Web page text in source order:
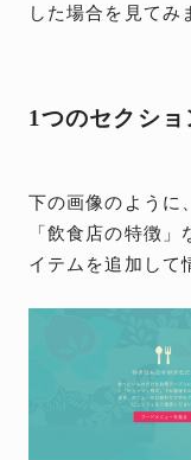
した場合を見てみ
1つのセクシ
下の画像のように
「飲食店の特徴
イテムを追加して